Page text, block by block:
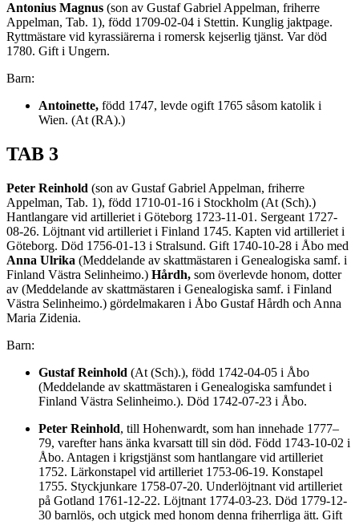
Antonius Magnus (son av Gustaf Gabriel Appelman, friherre
Appelman, Tab. 1), född 1709-02-04 i Stettin. Kunglig jaktpage.
Ryttmästare vid kyrassiärerna i romersk kejserlig tjänst. Var död
1780. Gift i Ungern.
Barn:
Antoinette, född 1747, levde ogift 1765 såsom katolik i
Wien. (At (RA).)
TAB 3
Peter Reinhold (son av Gustaf Gabriel Appelman, friherre
Appelman, Tab. 1), född 1710-01-16 i Stockholm (At (Sch).)
Hantlangare vid artilleriet i Göteborg 1723-11-01. Sergeant 1727-
08-26. Löjtnant vid artilleriet i Finland 1745. Kapten vid artilleriet i
Göteborg. Död 1756-01-13 i Stralsund. Gift 1740-10-28 i Åbo med
Anna Ulrika (Meddelande av skattmästaren i Genealogiska samf. i
Finland Västra Selinheimo.) Hårdh, som överlevde honom, dotter
av (Meddelande av skattmästaren i Genealogiska samf. i Finland
Västra Selinheimo.) gördelmakaren i Åbo Gustaf Hårdh och Anna
Maria Zidenia.
Barn:
Gustaf Reinhold (At (Sch).), född 1742-04-05 i Åbo
(Meddelande av skattmästaren i Genealogiska samfundet i
Finland Västra Selinheimo.). Död 1742-07-23 i Åbo.
Peter Reinhold, till Hohenwardt, som han innehade 1777–
79, varefter hans änka kvarsatt till sin död. Född 1743-10-02 i
Åbo. Antagen i krigstjänst som hantlangare vid artilleriet
1752. Lärkonstapel vid artilleriet 1753-06-19. Konstapel
1755. Styckjunkare 1758-07-20. Underlöjtnant vid artilleriet
på Gotland 1761-12-22. Löjtnant 1774-03-23. Död 1779-12-
30 barnlös, och utgick med honom denna friherrliga ätt. Gift